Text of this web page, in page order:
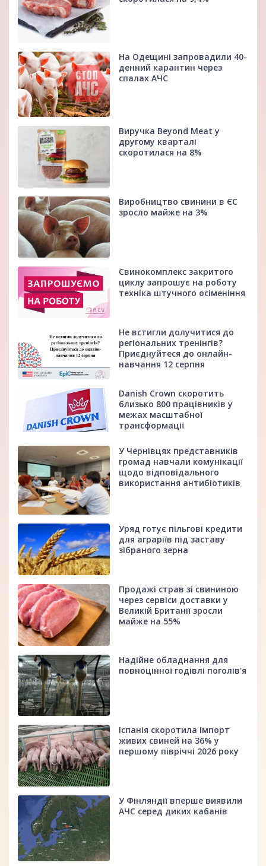
На Одещині запровадили 40-
денний карантин через
спалах АЧС
Виручка Beyond Meat у
другому кварталі
скоротилася на 8%
Виробництво свинини в ЄС
зросло майже на 3%
Свинокомплекс закритого
циклу запрошує на роботу
техніка штучного осіменіння
Не встигли долучитися до
регіональних тренінгів?
Приєднуйтеся до онлайн-
навчання 12 серпня
Danish Crown скоротить
близько 800 працівників у
межах масштабної
трансформації
У Чернівцях представників
громад навчали комунікації
щодо відповідального
використання антибіотиків
Уряд готує пільгові кредити
для аграріїв під заставу
зібраного зерна
Продажі страв зі свининою
через сервіси доставки у
Великій Британії зросли
майже на 55%
Надійне обладнання для
повноцінної годівлі поголів'я
Іспанія скоротила імпорт
живих свиней на 36% у
першому півріччі 2026 року
У Фінляндії вперше виявили
АЧС серед диких кабанів